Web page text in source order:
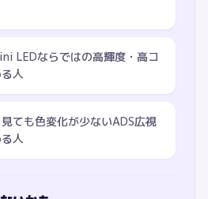
LEDならではの高輝度・高コ
人
ても色変化が少ないADS広視
人